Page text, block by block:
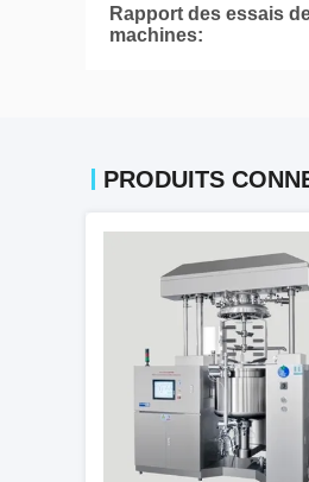
Rapport des essais
machines:
PRODUITS